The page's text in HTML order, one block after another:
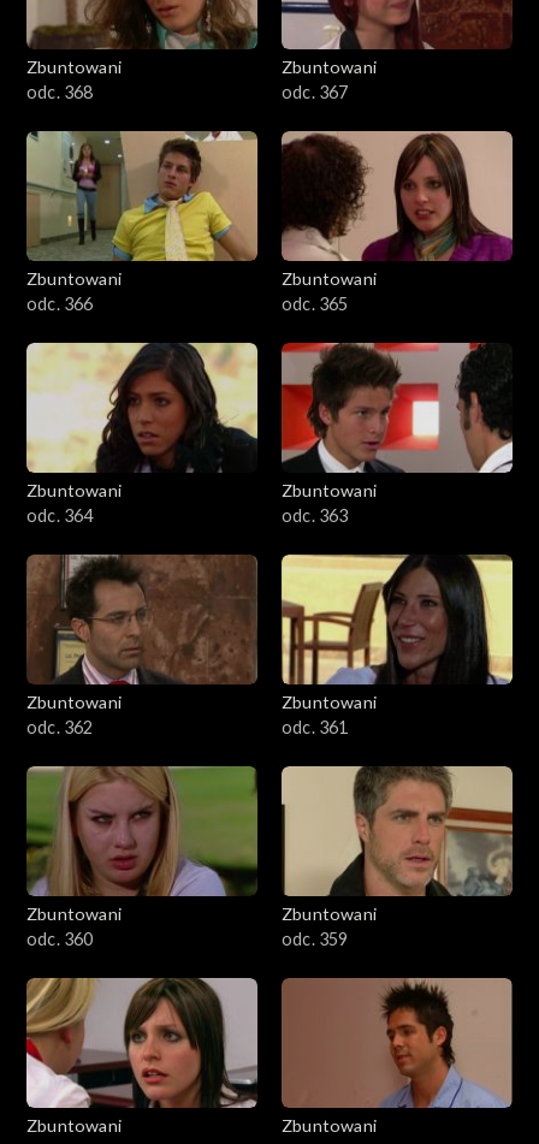
Zbuntowani
odc. 368
Zbuntowani
odc. 367
Zbuntowani
odc. 366
Zbuntowani
odc. 365
Zbuntowani
odc. 364
Zbuntowani
odc. 363
Zbuntowani
odc. 362
Zbuntowani
odc. 361
Zbuntowani
odc. 360
Zbuntowani
odc. 359
Zbuntowani
Zbuntowani